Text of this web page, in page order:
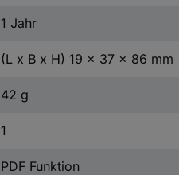
1 Jahr
(L x B x H) 19 x 37 x 86 mm
42 g
1
PDF Funktion